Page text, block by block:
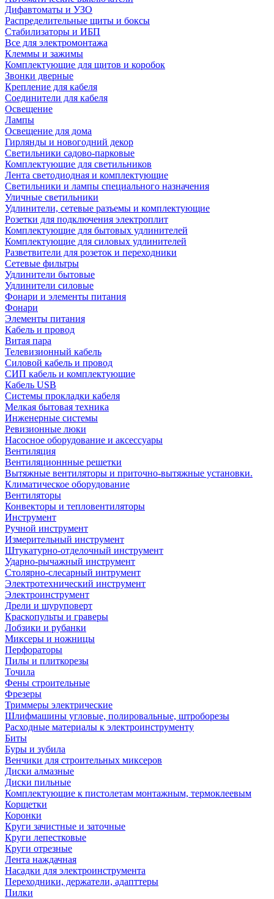
Дифавтоматы и УЗО
Распределительные щиты и боксы
Стабилизаторы и ИБП
Все для электромонтажа
Клеммы и зажимы
Комплектующие для щитов и коробок
Звонки дверные
Крепление для кабеля
Соединители для кабеля
Освещение
Лампы
Освещение для дома
Гирлянды и новогодний декор
Светильники садово-парковые
Комплектующие для светильников
Лента светодиодная и комплектующие
Светильники и лампы специального назначения
Уличные светильники
Удлинители, сетевые разъемы и комплектующие
Розетки для подключения электроплит
Комплектующие для бытовых удлинителей
Комплектующие для силовых удлинителей
Разветвители для розеток и переходники
Сетевые фильтры
Удлинители бытовые
Удлинители силовые
Фонари и элементы питания
Фонари
Элементы питания
Кабель и провод
Витая пара
Телевизионный кабель
Силовой кабель и провод
СИП кабель и комплектующие
Кабель USB
Системы прокладки кабеля
Мелкая бытовая техника
Инженерные системы
Ревизионные люки
Насосное оборудование и аксессуары
Вентиляция
Вентиляционнные решетки
Вытяжные вентиляторы и приточно-вытяжные установки.
Климатическое оборудование
Вентиляторы
Конвекторы и тепловентиляторы
Инструмент
Ручной инструмент
Измерительный инструмент
Штукатурно-отделочный инструмент
Ударно-рычажный инструмент
Столярно-слесарный интрумент
Электротехнический инструмент
Электроинструмент
Дрели и шуруповерт
Краскопульты и граверы
Лобзики и рубанки
Миксеры и ножницы
Перфораторы
Пилы и плиткорезы
Точила
Фены строительные
Фрезеры
Триммеры электрические
Шлифмашины угловые, полировальные, штроборезы
Расходные материалы к электроинструменту
Биты
Буры и зубила
Венчики для строительных миксеров
Диски алмазные
Диски пильные
Комплектующие к пистолетам монтажным, термоклеевым
Корщетки
Коронки
Круги зачистные и заточные
Круги лепестковые
Круги отрезные
Лента наждачная
Насадки для электроинструмента
Переходники, держатели, адапттеры
Пилки